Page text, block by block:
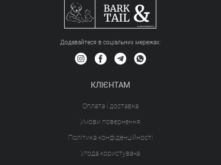
Додавайтеся в соціальних мережах:
КЛІЄНТАМ
Оплата і доставка
Умови повернення
Політика конфіденційності
Угода користувача